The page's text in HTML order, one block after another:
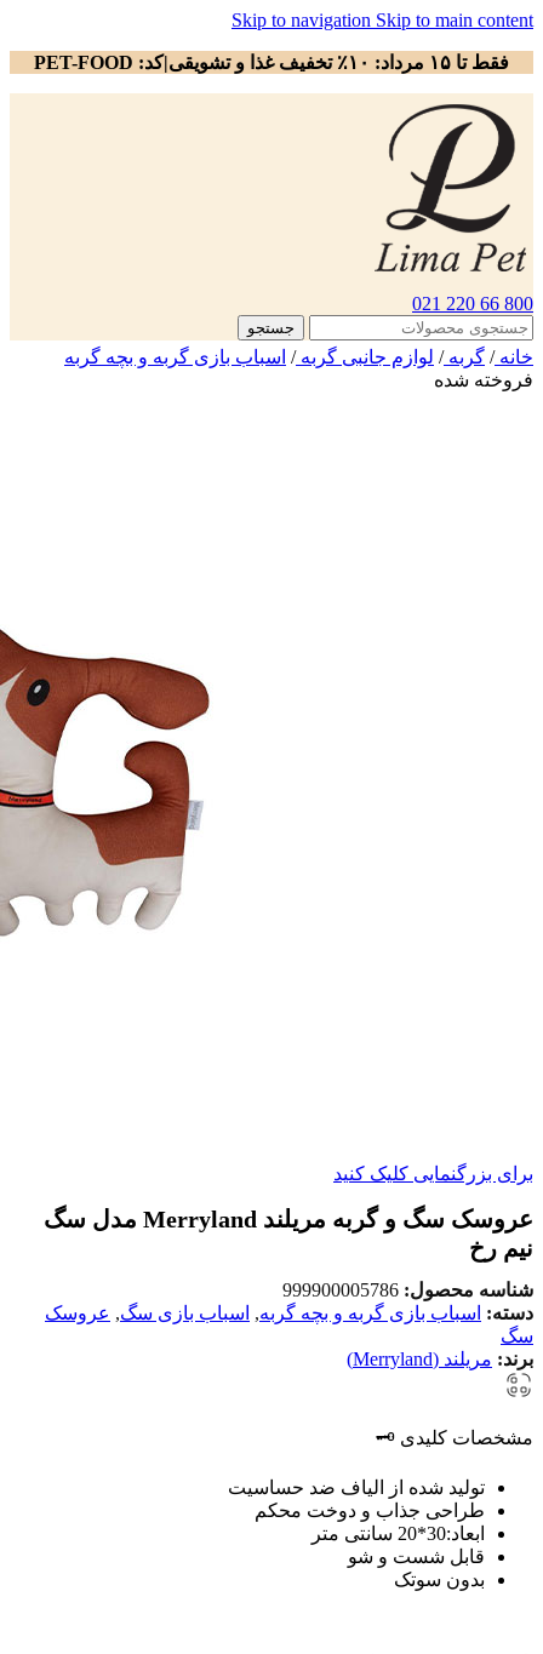
Skip to navigation Skip to main content
فقط تا ۱۵ مرداد: ۱۰٪ تخفیف غذا و تشویقی|کد: PET-FOOD
800 66 220 021
جستجو
خانه/ گربه/ لوازم جانبی گربه/ اسباب بازی گربه و بچه گربه
فروخته شده
برای بزرگنمایی کلیک کنید
عروسک سگ و گربه مریلند Merryland مدل سگ
نیم رخ
شناسه محصول: 999900005786
دسته: اسباب بازی گربه و بچه گربه, اسباب بازی سگ, عروسک
سگ
برند: مریلند (Merryland)
مشخصات کلیدی 🗝️
تولید شده از الیاف ضد حساسیت
طراحی جذاب و دوخت محکم
ابعاد:30*20 سانتی متر
قابل شست و شو
بدون سوتک